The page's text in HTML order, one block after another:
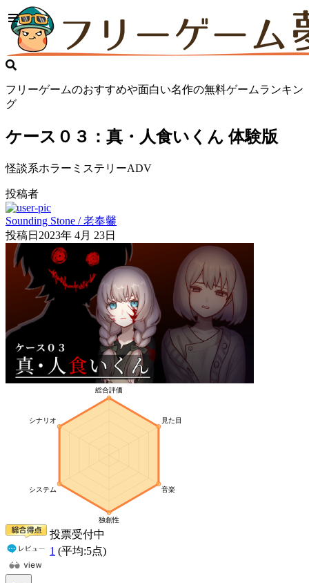
フリーゲームのおすすめや面白い名作の無料ゲームランキン
グ
ケース０３：真・人食いくん 体験版
怪談系ホラーミステリーADV
投稿者
Sounding Stone / 老奉毊
投稿日 2023年 4月 23日
投票受付中
1 (平均:5点)